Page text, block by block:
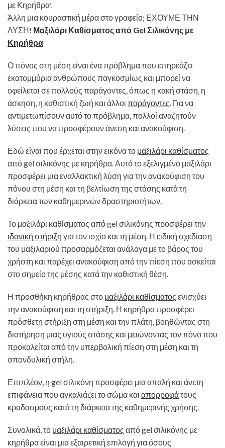
Άλλη μια κουραστική μέρα στο γραφείο; ΕΧΟΥΜΕ ΤΗΝ
ΛΥΣΗ! Μαξιλάρι Καθίσματος από Gel Σιλικόνης με
Κηρήθρα
Ο πόνος στη μέση είναι ένα πρόβλημα που επηρεάζει
εκατομμύρια ανθρώπους παγκοσμίως και μπορεί να
οφείλεται σε πολλούς παράγοντες, όπως η κακή στάση, η
άσκηση, η καθιστική ζωή και άλλοι παράγοντες. Για να
αντιμετωπίσουν αυτό το πρόβλημα, πολλοί αναζητούν
λύσεις που να προσφέρουν άνεση και ανακούφιση.
Εδώ είναι που έρχεται στην εικόνα το μαξιλάρι καθίσματος
από gel σιλικόνης με κηρήθρα. Αυτό το εξελιγμένο μαξιλάρι
προσφέρει μια εναλλακτική λύση για την ανακούφιση του
πόνου στη μέση και τη βελτίωση της στάσης κατά τη
διάρκεια των καθημερινών δραστηριοτήτων.
Το μαξιλάρι καθίσματος από gel σιλικόνης προσφέρει την
ιδανική στήριξη για τον ισχίο και τη μέση. Η ειδική σχεδίαση
του μαξιλαριού προσαρμόζεται ανάλογα με το βάρος του
χρήστη και παρέχει ανακούφιση από την πίεση που ασκείται
στο σημείο της μέσης κατά την καθιστική θέση.
Η προσθήκη κηρήθρας στο μαξιλάρι καθίσματος ενισχύει
την ανακούφιση και τη στήριξη. Η κηρήθρα προσφέρει
πρόσθετη στήριξη στη μέση και την πλάτη, βοηθώντας στη
διατήρηση μιας υγιούς στάσης και μειώνοντας τον πόνο που
προκαλείται από την υπερβολική πίεση στη μέση και τη
σπονδυλική στήλη.
Επιπλέον, η gel σιλικόνη προσφέρει μια απαλή και άνετη
επιφάνεια που αγκαλιάζει το σώμα και απορροφάτους
κραδασμούς κατά τη διάρκεια της καθημερινής χρήσης.
Συνολικά, το μαξιλάρι καθίσματος από gel σιλικόνης με
κηρήθρα είναι μια εξαιρετική επιλογή για όσους